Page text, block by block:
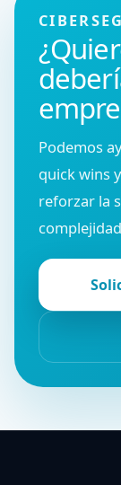
Podemos
quick wins
reforzar la